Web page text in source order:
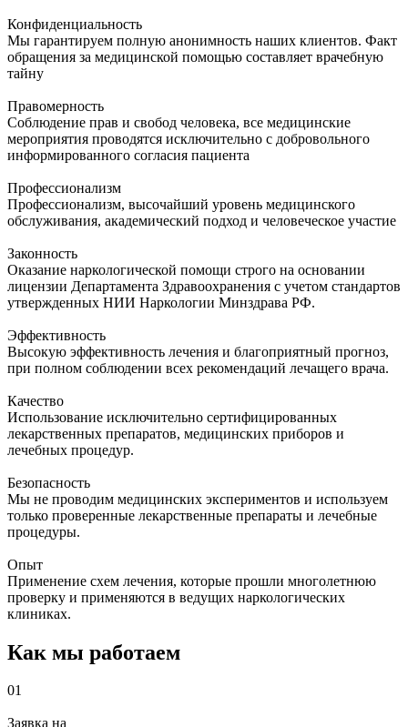
Конфиденциальность
Мы гарантируем полную анонимность наших клиентов. Факт
обращения за медицинской помощью составляет врачебную
тайну
Правомерность
Соблюдение прав и свобод человека, все медицинские
мероприятия проводятся исключительно с добровольного
информированного согласия пациента
Профессионализм
Профессионализм, высочайший уровень медицинского
обслуживания, академический подход и человеческое участие
Законность
Оказание наркологической помощи строго на основании
лицензии Департамента Здравоохранения с учетом стандартов
утвержденных НИИ Наркологии Минздрава РФ.
Эффективность
Высокую эффективность лечения и благоприятный прогноз,
при полном соблюдении всех рекомендаций лечащего врача.
Качество
Использование исключительно сертифицированных
лекарственных препаратов, медицинских приборов и
лечебных процедур.
Безопасность
Мы не проводим медицинских экспериментов и используем
только проверенные лекарственные препараты и лечебные
процедуры.
Опыт
Применение схем лечения, которые прошли многолетнюю
проверку и применяются в ведущих наркологических
клиниках.
Как мы работаем
01
Заявка на